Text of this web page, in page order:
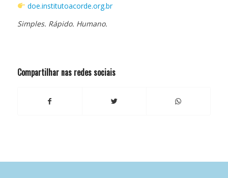
doe.institutoacorde.org.br
Simples. Rápido. Humano.
Compartilhar nas redes sociais